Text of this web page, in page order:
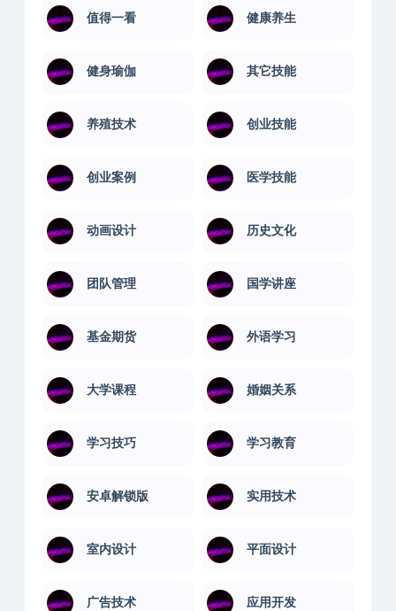
值得一看 健康养生
健身瑜伽 其它技能
养殖技术 创业技能
创业案例 医学技能
动画设计 历史文化
团队管理 国学讲座
基金期货 外语学习
大学课程 婚姻关系
学习技巧 学习教育
安卓解锁版 实用技术
室内设计 平面设计
广告技术 应用开发